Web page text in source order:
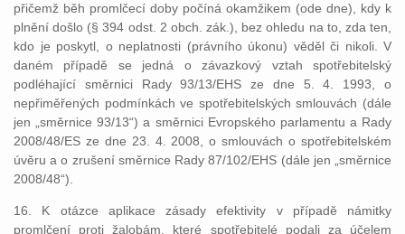
přičemž běh promlčecí doby počíná okamžikem (ode dne), kdy k
plnění došlo (§ 394 odst. 2 obch. zák.), bez ohledu na to, zda ten,
kdo je poskytl, o neplatnosti (právního úkonu) věděl či nikoli. V
daném případě se jedná o závazkový vztah spotřebitelský
podléhající směrnici Rady 93/13/EHS ze dne 5. 4. 1993, o
nepřiměřených podmínkách ve spotřebitelských smlouvách (dále
jen „směrnice 93/13“) a směrnici Evropského parlamentu a Rady
2008/48/ES ze dne 23. 4. 2008, o smlouvách o spotřebitelském
úvěru a o zrušení směrnice Rady 87/102/EHS (dále jen „směrnice
2008/48“).
16. K otázce aplikace zásady efektivity v případě námitky
promlčení proti žalobám, které spotřebitelé podali za účelem